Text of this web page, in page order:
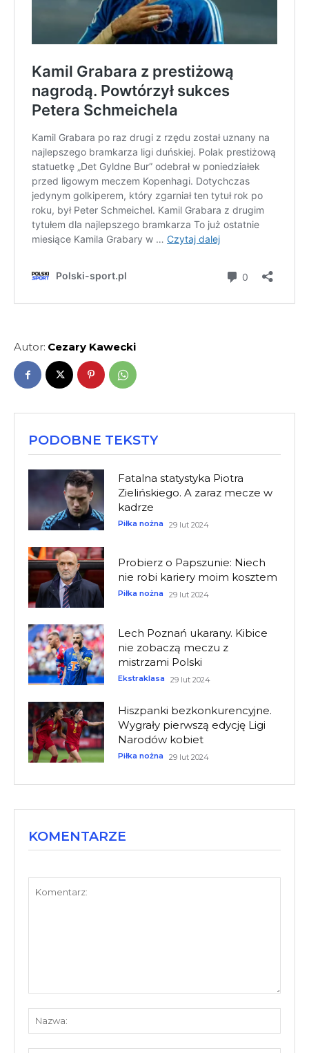
Autor: Cezary Kawecki
PODOBNE TEKSTY
Fatalna statystyka Piotra
Zielińskiego. A zaraz mecze w
kadrze
Piłka nożna 29 lut 2024
Probierz o Papszunie: Niech
nie robi kariery moim kosztem
Piłka nożna 29 lut 2024
Lech Poznań ukarany. Kibice
nie zobaczą meczu z
mistrzami Polski
Ekstraklasa 29 lut 2024
Hiszpanki bezkonkurencyjne.
Wygrały pierwszą edycję Ligi
Narodów kobiet
Piłka nożna 29 lut 2024
KOMENTARZE